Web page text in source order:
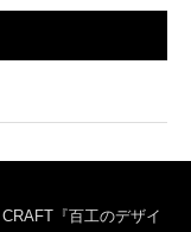
『百工のデザイ